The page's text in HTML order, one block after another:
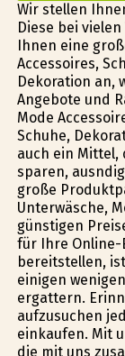
Wir stellen
Diese bei
Ihnen eine
Accessoires,
Dekoration an,
Angebote und
Mode
Schuhe,
auch ein Mittel,
sparen,
große
Unterwäsche,
günstigen
für Ihre Online-
bereitstellen,
einigen
ergattern.
aufzusuchen
einkaufen. Mit
die mit uns